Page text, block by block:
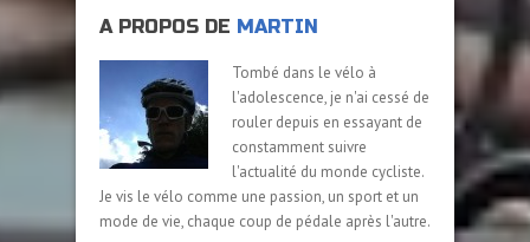
A PROPOS DE MARTIN
Tombé dans le vélo à
l'adolescence, je n'ai cessé de
rouler depuis en essayant de
constamment suivre
l'actualité du monde cycliste.
Je vis le vélo comme une passion, un sport et un
mode de vie, chaque coup de pédale après l'autre.